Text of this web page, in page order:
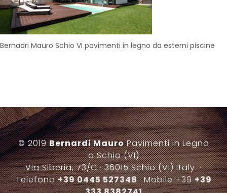
Bernadri Mauro Schio VI pavimenti in legno da esterni piscine
© 2019Bernardi MauroPavimenti in Legno
a Schio (VI)
Via Siberia, 73/C · 36015 Schio (VI) Italy. ·
Telefono+39 0445 527348· Mobile+39+39